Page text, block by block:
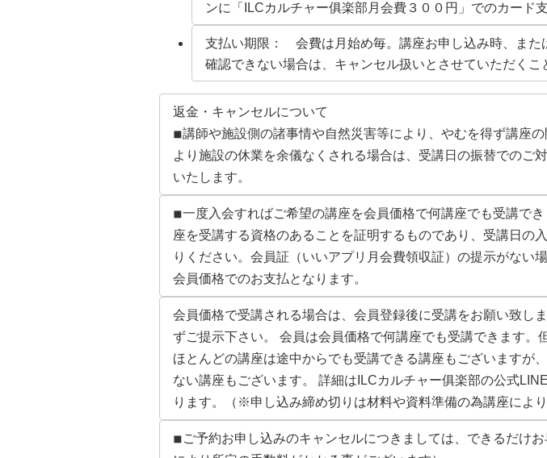
ンに「ILCカルチャー俱楽部月会費３００円」でのカード
支払い期限： 会費は月始め毎。講座お申し込み時、また
確認できない場合は、キャンセル扱いとさせていただくこ
返金・キャンセルについて
◾︎講師や施設側の諸事情や自然災害等により、やむを得ず講座
より施設の休業を余儀なくされる場合は、受講日の振替でのご
いたします。
◾︎一度入会すればご希望の講座を会員価格で何講座でも受講で
座を受講する資格のあることを証明するものであり、受講日の
りください。会員証（いいアプリ月会費領収証）の提示がな
会員価格でのお支払となります。
会員価格で受講される場合は、会員登録後に受講をお願い致し
ずご提示下さい。 会員は会員価格で何講座でも受講できます。
ほとんどの講座は途中からでも受講できる講座もございますが
ない講座もございます。 詳細はILCカルチャー俱楽部の公式
ります。（※申し込み締め切りは材料や資料準備の為講座により
◾︎ご予約お申し込みのキャンセルにつきましては、できるだけ